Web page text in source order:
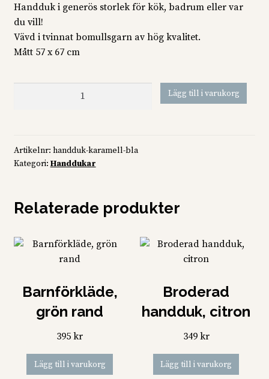
Handduk i generös storlek för kök, badrum eller var
du vill!
Vävd i tvinnat bomullsgarn av hög kvalitet.
Mått 57 x 67 cm
Lägg till i varukorg
Artikelnr: handduk-karamell-bla
Kategori: Handdukar
Relaterade produkter
Barnförkläde,
grön rand
395kr
Lägg till i varukorg
Broderad
handduk, citron
349 kr
Lägg till i varukorg